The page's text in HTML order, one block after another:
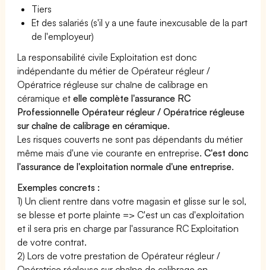
Tiers
Et des salariés (s'il y a une faute inexcusable de la part
de l'employeur)
La responsabilité civile Exploitation est donc
indépendante du métier de Opérateur régleur /
Opératrice régleuse sur chaîne de calibrage en
céramique etelle complète l'assurance RC
Professionnelle Opérateur régleur / Opératrice régleuse
sur chaîne de calibrage en céramique.
Les risques couverts ne sont pas dépendants du métier
même mais d'une vie courante en entreprise.C'est donc
l'assurance de l'exploitation normale d'une entreprise.
Exemples concrets :
1) Un client rentre dans votre magasin et glisse sur le sol,
se blesse et porte plainte => C'est un cas d'exploitation
et il sera pris en charge par l'assurance RC Exploitation
de votre contrat.
2) Lors de votre prestation de Opérateur régleur /